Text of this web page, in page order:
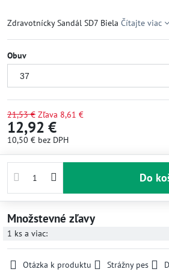
Zdravotnícky Sandál SD7 Biela Čítajte viac
Obuv
21,53 € Zľava 8,61 €
12,92 €
10,50 € bez DPH
Do
Množstevné zľavy
1 ks a viac:
Otázka k produktu Strážny pes